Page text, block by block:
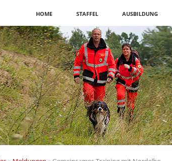
überspringen
HOME STAFFEL AUSBILDUNG